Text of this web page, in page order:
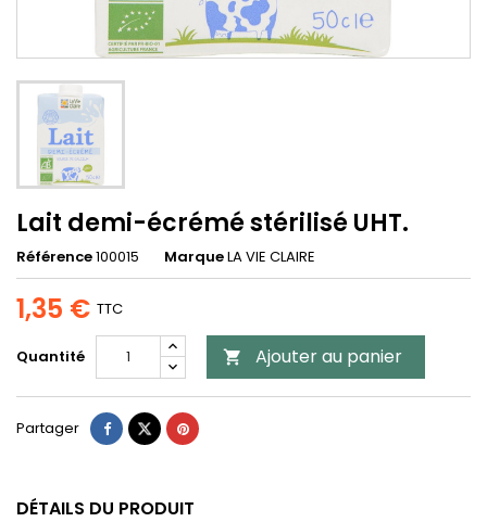
Lait demi-écrémé stérilisé UHT.
Référence100015 MarqueLA VIE CLAIRE
1,35 € TTC
Quantité  Ajouter au panier
Partager
DÉTAILS DU PRODUIT